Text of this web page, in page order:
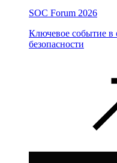
SOC Forum 2026
Ключевое событие
безопасности